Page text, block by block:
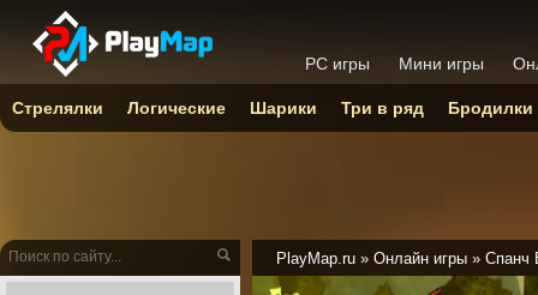
PlayMap.ru » Онлайн игры » Спанч
PC игры Мини игры
Стрелялки Логические Шарики Три в ряд Бродилки